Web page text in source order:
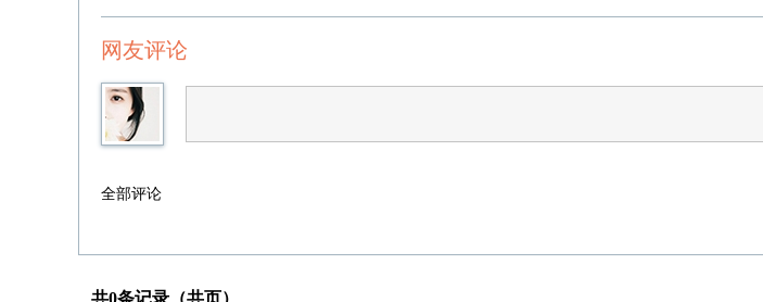
网友评论
全部评论
共0条记录（共页）